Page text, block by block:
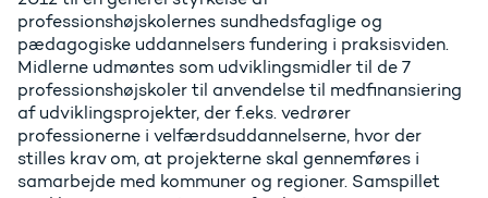
professionshøjskolernes sundhedsfaglige og
pædagogiske uddannelsers fundering i praksisviden.
Midlerne udmøntes som udviklingsmidler til de 7
professionshøjskoler til anvendelse til medfinansiering
af udviklingsprojekter, der f.eks. vedrører
professionerne i velfærdsuddannelserne, hvor der
stilles krav om, at projekterne skal gennemføres i
samarbejde med kommuner og regioner. Samspillet